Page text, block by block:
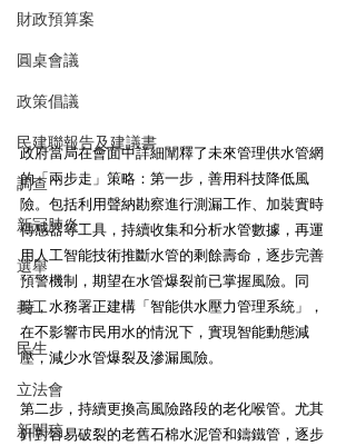
財政預算案
圓桌會議
政策倡議
民建聯報告及建議書
調查
新冠肺炎
選舉
義工
民生
立法會
新聞稿
政府當局在會面中詳細闡釋了未來管理供水管網
的「兩步走」策略：第一步，善用科技降低風
險。包括利用聲納勘察進行測漏工作、加裝實時
傳感器等工具，持續收集和分析水管數據，再運
用人工智能技術推斷水管的剩餘壽命，逐步完善
預警機制，期望在水管爆裂前已掌握風險。同
時，水務署正建構「智能供水壓力管理系統」，
在不影響市民用水的情況下，實現智能動態減
壓，減少水管爆裂及滲漏風險。
第二步，持續更換高風險路段的老化喉管。尤其
針對容易破裂的老舊石棉水泥管和鑄鐵管，逐步